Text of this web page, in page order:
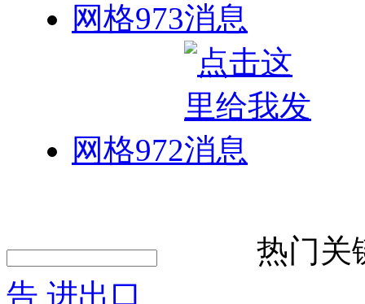
网格973
网格972
热门关
告 进出口